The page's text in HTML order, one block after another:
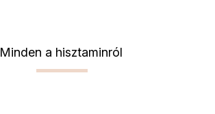
Minden a hisztaminról